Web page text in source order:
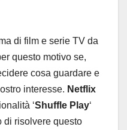
di film e serie TV da
questo motivo se,
cosa guardare e
interesse. Netflix
‘Shuffle Play‘
di risolvere questo